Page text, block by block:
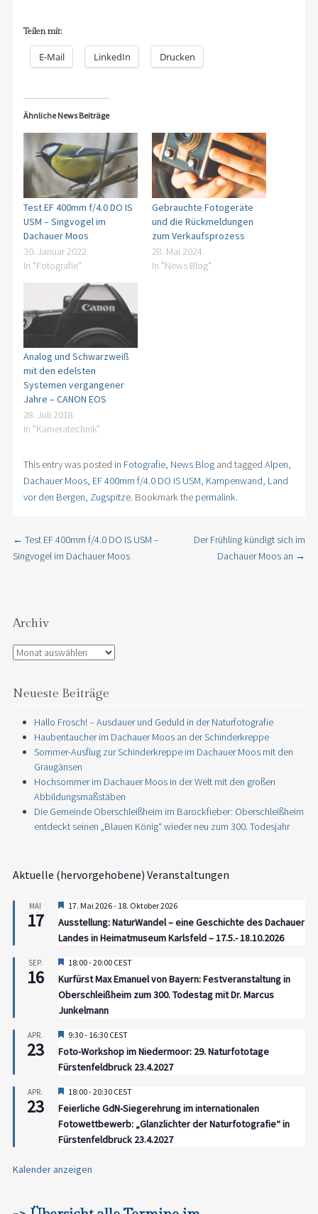
Teilen mit:
E-Mail LinkedIn Drucken
Ähnliche News Beiträge
Test EF 400mm f/4.0 DO IS
USM – Singvogel im
Dachauer Moos
30. Januar 2022
In "Fotografie"
Gebrauchte Fotogeräte
und die Rückmeldungen
zum Verkaufsprozess
28. Mai 2024
In "News Blog"
Analog und Schwarzweiß
mit den edelsten
Systemen vergangener
Jahre – CANON EOS
28. Juli 2018
In "Kameratechnik"
This entry was posted in Fotografie, News Blogand tagged Alpen,
Dachauer Moos, EF 400mm f/4.0 DO IS USM, Kampenwand, Land
vor den Bergen, Zugspitze. Bookmark the permalink.
Post navigation
← Test EF 400mm f/4.0 DO IS USM –
Singvogel im Dachauer Moos
Der Frühling kündigt sich im
Dachauer Moos an →
Archiv
Archiv
Neueste Beiträge
Hallo Frosch! – Ausdauer und Geduld in der Naturfotografie
Haubentaucher im Dachauer Moos an der Schinderkreppe
Sommer-Ausflug zur Schinderkreppe im Dachauer Moos mit den
Graugänsen
Hochsommer im Dachauer Moos in der Welt mit den großen
Abbildungsmaßstäben
Die Gemeinde Oberschleißheim im Barockfieber: Oberschleißheim
entdeckt seinen „Blauen König“ wieder neu zum 300. Todesjahr
Aktuelle (hervorgehobene) Veranstaltungen
MAI
17
Hervorgehoben
17. Mai 2026- 18. Oktober 2026
Ausstellung: NaturWandel – eine Geschichte des Dachauer
Landes in Heimatmuseum Karlsfeld – 17.5.- 18.10.2026
SEP.
16
Hervorgehoben
18:00-20:00 CEST
Kurfürst Max Emanuel von Bayern: Festveranstaltung in
Oberschleißheim zum 300. Todestag mit Dr. Marcus
Junkelmann
APR.
23
Hervorgehoben
9:30- 16:30 CEST
Foto-Workshop im Niedermoor: 29. Naturfototage
Fürstenfeldbruck 23.4.2027
APR.
23
Hervorgehoben
18:00-20:30 CEST
Feierliche GdN-Siegerehrung im internationalen
Fotowettbewerb: „Glanzlichter der Naturfotografie“ in
Fürstenfeldbruck 23.4.2027
Kalender anzeigen